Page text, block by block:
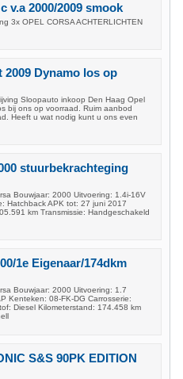
v.a 2000/2009 smook
3x OPEL CORSA ACHTERLICHTEN
2009 Dynamo los op
Sloopauto inkoop Den Haag Opel
bij ons op voorraad. Ruim aanbod
Heeft u wat nodig kunt u ons even
stuurbekrachteging
Bouwjaar: 2000 Uitvoering: 1.4i-16V
Hatchback APK tot: 27 juni 2017
km Transmissie: Handgeschakeld
1e Eigenaar/174dkm
Bouwjaar: 2000 Uitvoering: 1.7
Kenteken: 08-FK-DG Carrosserie:
Diesel Kilometerstand: 174.458 km
S&S 90PK EDITION